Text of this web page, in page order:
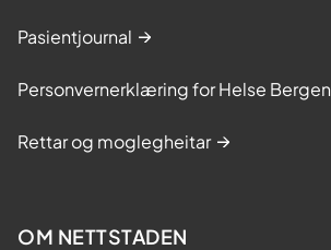
Pasientjournal
Personvernerklæring for Helse Bergen
Rettar og moglegheitar
OM NETTSTADEN